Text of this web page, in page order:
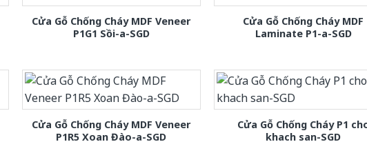
Cửa Gỗ Chống Cháy MDF Veneer
P1G1 Sồi-a-SGD
Cửa Gỗ Chống Cháy MDF
Laminate P1-a-SGD
Cửa Gỗ Chống Cháy MDF Veneer
P1R5 Xoan Đào-a-SGD
Cửa Gỗ Chống Cháy P1
khach san-SGD